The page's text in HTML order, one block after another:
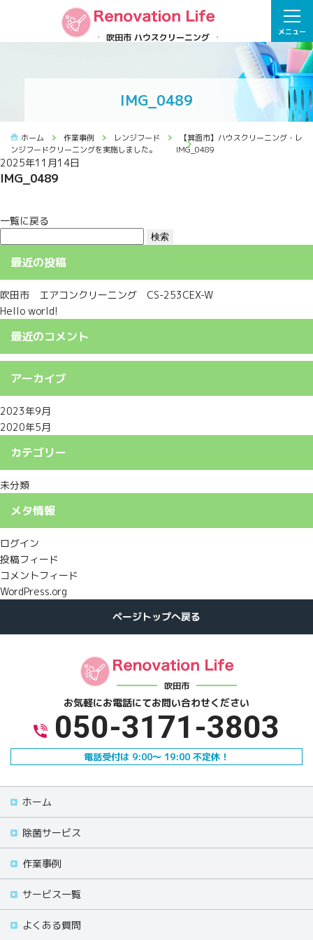
吹田市 ハウスクリーニング メニュー
IMG_0489
ホーム 作業事例 レンジフード
【箕面市】ハウスクリーニング・レ
ンジフードクリーニングを実施しました。
IMG_0489
2025年11月14日
IMG_0489
一覧に戻る
索:
最近の投稿
吹田市 エアコンクリーニング CS-253CEX-W
Hello world!
最近のコメント
アーカイブ
2023年9月
2020年5月
カテゴリー
未分類
メタ情報
ログイン
投稿フィード
コメントフィード
WordPress.org
吹田市
お気軽にお電話にてお問い合わせください
050-3171-3803
電話受付は 9:00～ 19:00 不定休！
ホーム
除菌サービス
作業事例
サービス一覧
よくある質問